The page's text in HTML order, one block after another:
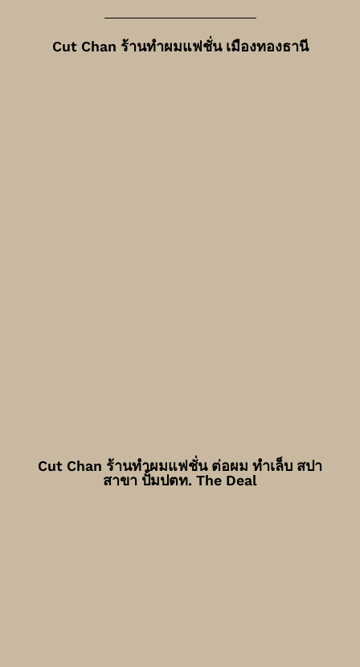
Cut Chan ร้านทำผมแฟชั่น เมืองทองธานี
Cut Chan ร้านทำผมแฟชั่น ต่อผม ทำเล็บ สปา
สาขา ปั้มปตท. The Deal